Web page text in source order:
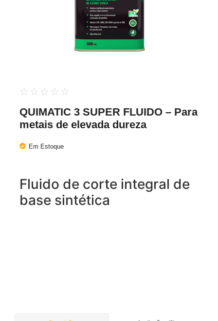
☆ ☆ ☆ ☆ ☆
QUIMATIC 3 SUPER FLUIDO – Para
metais de elevada dureza
Em Estoque
Fluido de corte integral de
base sintética